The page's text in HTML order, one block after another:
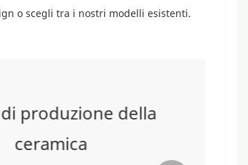
o scegli tra i nostri modelli esistenti.
produzione della
ceramica